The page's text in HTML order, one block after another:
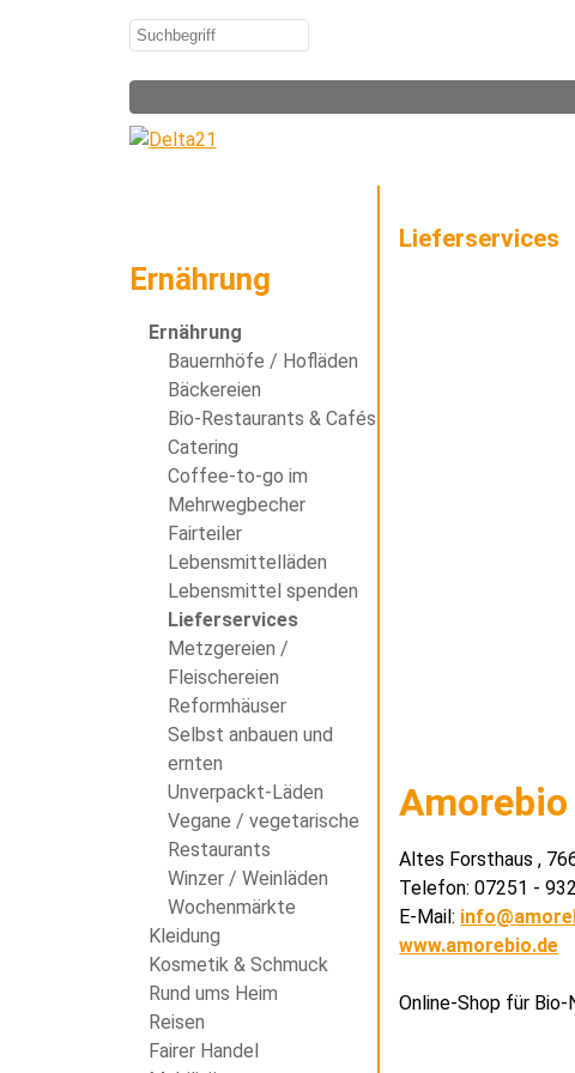
Ernährung
Ernährung
Bauernhöfe / Hofläden
Bäckereien
Bio-Restaurants & Cafés
Catering
Coffee-to-go im
Mehrwegbecher
Fairteiler
Lebensmittelläden
Lebensmittel spenden
Lieferservices
Metzgereien /
Fleischereien
Reformhäuser
Selbst anbauen und
ernten
Unverpackt-Läden
Vegane / vegetarische
Restaurants
Winzer / Weinläden
Wochenmärkte
Kleidung
Kosmetik & Schmuck
Rund ums Heim
Reisen
Fairer Handel
Lieferservices
Amorebio
Altes Forsthaus ,
Telefon: 07251 -
E-Mail:
www.amorebio.de
Online-Shop für